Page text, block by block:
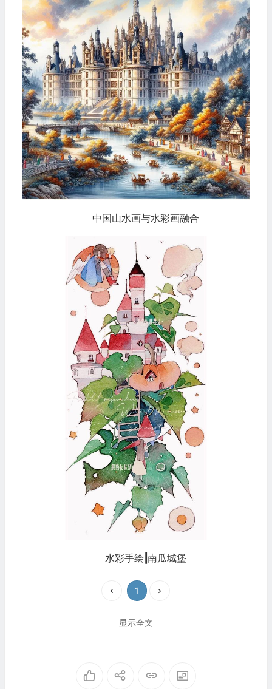
中国山水画与水彩画融合
水彩手绘‖南瓜城堡
1
显示全文